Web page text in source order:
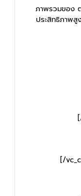
ภาพรวมของ
ประสิทธิภาพสู
[/